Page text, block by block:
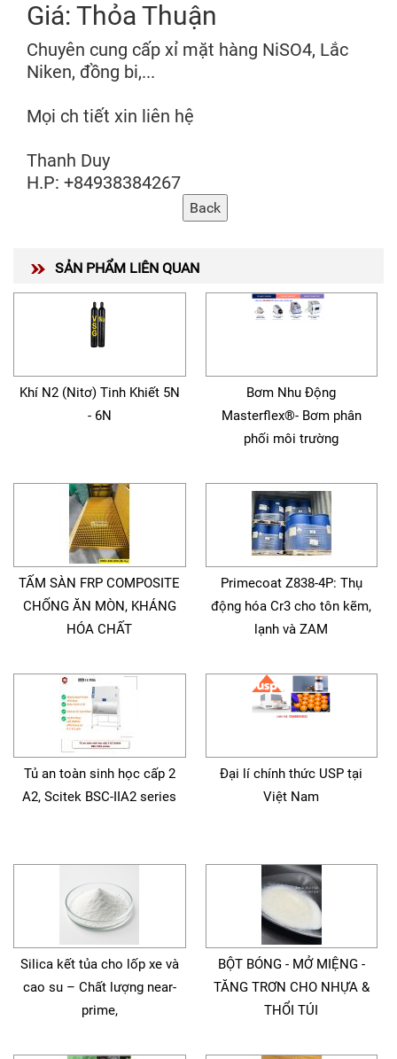
Giá: Thỏa Thuận
Chuyên cung cấp xỉ mặt hàng NiSO4, Lắc
Niken, đồng bi,...
Mọi ch tiết xin liên hệ
Thanh Duy
H.P: +84938384267
SẢN PHẨM LIÊN QUAN
Khí N2 (Nitơ) Tinh Khiết 5N
- 6N
Bơm Nhu Động
Masterflex®- Bơm phân
phối môi trường
TẤM SÀN FRP COMPOSITE
CHỐNG ĂN MÒN, KHÁNG
HÓA CHẤT
Primecoat Z838-4P: Thụ
động hóa Cr3 cho tôn kẽm,
lạnh và ZAM
Tủ an toàn sinh học cấp 2
A2, Scitek BSC-IIA2 series
Đại lí chính thức USP tại
Việt Nam
Silica kết tủa cho lốp xe và
cao su – Chất lượng near-
prime,
BỘT BÓNG - MỞ MIỆNG -
TĂNG TRƠN CHO NHỰA &
THỔI TÚI